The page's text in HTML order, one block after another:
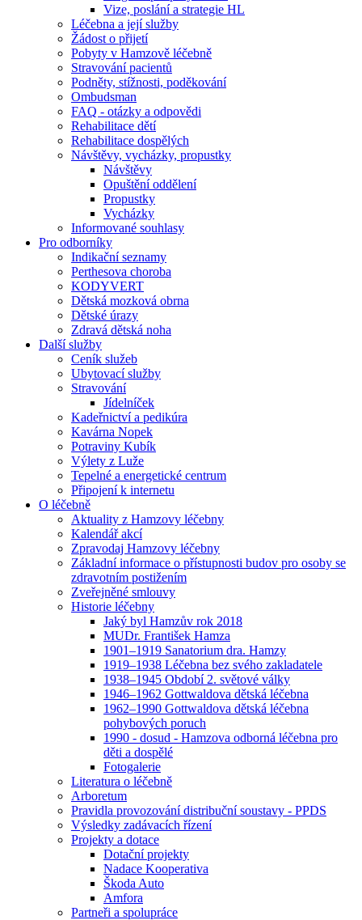
Vize, poslání a strategie HL
Léčebna a její služby
Žádost o přijetí
Pobyty v Hamzově léčebně
Stravování pacientů
Podněty, stížnosti, poděkování
Ombudsman
FAQ - otázky a odpovědi
Rehabilitace dětí
Rehabilitace dospělých
Návštěvy, vycházky, propustky
Návštěvy
Opuštění oddělení
Propustky
Vycházky
Informované souhlasy
Pro odborníky
Indikační seznamy
Perthesova choroba
KODYVERT
Dětská mozková obrna
Dětské úrazy
Zdravá dětská noha
Další služby
Ceník služeb
Ubytovací služby
Stravování
Jídelníček
Kadeřnictví a pedikúra
Kavárna Nopek
Potraviny Kubík
Výlety z Luže
Tepelné a energetické centrum
Připojení k internetu
O léčebně
Aktuality z Hamzovy léčebny
Kalendář akcí
Zpravodaj Hamzovy léčebny
Základní informace o přístupnosti budov pro osoby se
zdravotním postižením
Zveřejněné smlouvy
Historie léčebny
Jaký byl Hamzův rok 2018
MUDr. František Hamza
1901–1919 Sanatorium dra. Hamzy
1919–1938 Léčebna bez svého zakladatele
1938–1945 Období 2. světové války
1946–1962 Gottwaldova dětská léčebna
1962–1990 Gottwaldova dětská léčebna
pohybových poruch
1990 - dosud - Hamzova odborná léčebna pro
děti a dospělé
Fotogalerie
Literatura o léčebně
Arboretum
Pravidla provozování distribuční soustavy - PPDS
Výsledky zadávacích řízení
Projekty a dotace
Dotační projekty
Nadace Kooperativa
Škoda Auto
Amfora
Partneři a spolupráce